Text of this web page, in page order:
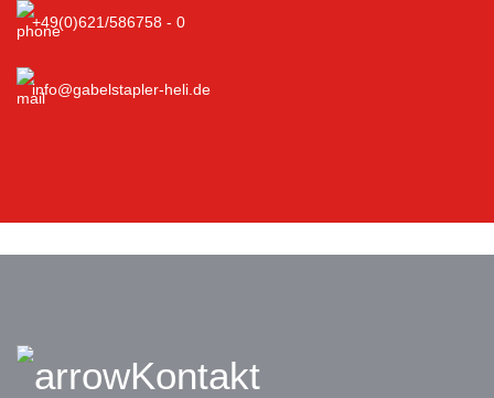
+49(0)621/586758 - 0
info@gabelstapler-heli.de
Kontakt